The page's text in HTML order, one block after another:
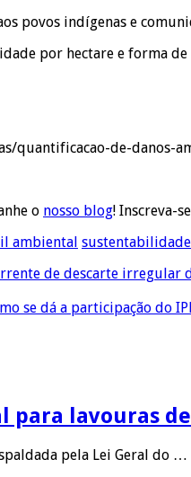
povos indígenas e
por hectare e forma
quantificacao-de-danos-
o nosso blog! Inscreva-
ambiental sustentabilidade
de descarte
se dá a participação do
para lavouras
pela Lei Geral do …